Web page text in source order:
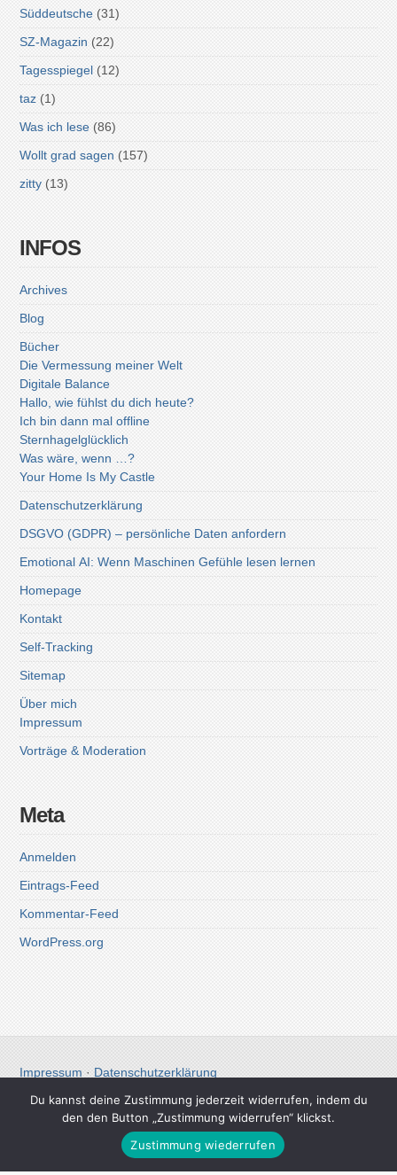
Süddeutsche (31)
SZ-Magazin (22)
Tagesspiegel (12)
taz (1)
Was ich lese (86)
Wollt grad sagen (157)
zitty (13)
INFOS
Archives
Blog
Bücher
Die Vermessung meiner Welt
Digitale Balance
Hallo, wie fühlst du dich heute?
Ich bin dann mal offline
Sternhagelglücklich
Was wäre, wenn …?
Your Home Is My Castle
Datenschutzerklärung
DSGVO (GDPR) – persönliche Daten anfordern
Emotional AI: Wenn Maschinen Gefühle lesen lernen
Homepage
Kontakt
Self-Tracking
Sitemap
Über mich
Impressum
Vorträge & Moderation
Meta
Anmelden
Eintrags-Feed
Kommentar-Feed
WordPress.org
Impressum · Datenschutzerklärung
Christoph Koch
Du kannst deine Zustimmung jederzeit widerrufen, indem du
den den Button „Zustimmung widerrufen“ klickst.
Zustimmung wiederrufen